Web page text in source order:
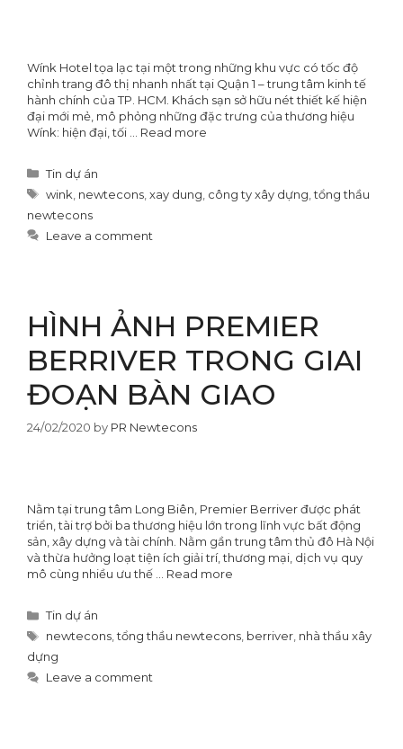
Wínk Hotel tọa lạc tại một trong những khu vực có tốc độ
chỉnh trang đô thị nhanh nhất tại Quận 1 – trung tâm kinh tế
hành chính của TP. HCM. Khách sạn sở hữu nét thiết kế hiện
đại mới mẻ, mô phỏng những đặc trưng của thương hiệu
Wínk: hiện đại, tối … Read more
Categories
Tin dự án
Tags
wink newtecons, xay dung công ty xây dựng ,tổng thầu
newtecons
Leave a comment
HÌNH ẢNH PREMIER
BERRIVER TRONG GIAI
ĐOẠN BÀN GIAO
24/02/2020 by PR Newtecons
Nằm tại trung tâm Long Biên, Premier Berriver được phát
triển, tài trợ bởi ba thương hiệu lớn trong lĩnh vực bất động
sản, xây dựng và tài chính. Nằm gần trung tâm thủ đô Hà Nội
và thừa hưởng loạt tiện ích giải trí, thương mại, dịch vụ quy
mô cùng nhiều ưu thế … Read more
Categories
Tin dự án
Tags
newtecons,tổng thầu newtecons, berriver, nhà thầu xây
dựng
Leave a comment